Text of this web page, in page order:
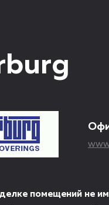
помещений не